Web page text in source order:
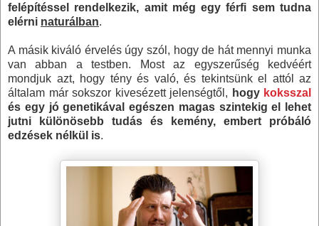
felépítéssel rendelkezik, amit még egy férfi sem tudna
elérni naturálban.
A másik kiváló érvelés úgy szól, hogy de hát mennyi munka
van abban a testben. Most az egyszerűség kedvéért
mondjuk azt, hogy tény és való, és tekintsünk el attól az
általam már sokszor kivesézett jelenségtől, hogy koksszal
és egy jó genetikával egészen magas szintekig el lehet
jutni különösebb tudás és kemény, embert próbáló
edzések nélkül is.